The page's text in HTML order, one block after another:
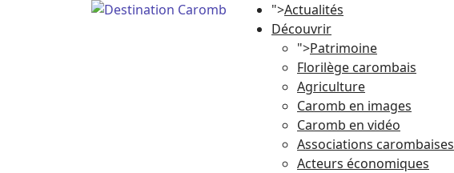
">Actualités
Découvrir
">Patrimoine
Florilège carombais
Agriculture
Caromb en images
Caromb en vidéo
Associations carombaises
Acteurs économiques